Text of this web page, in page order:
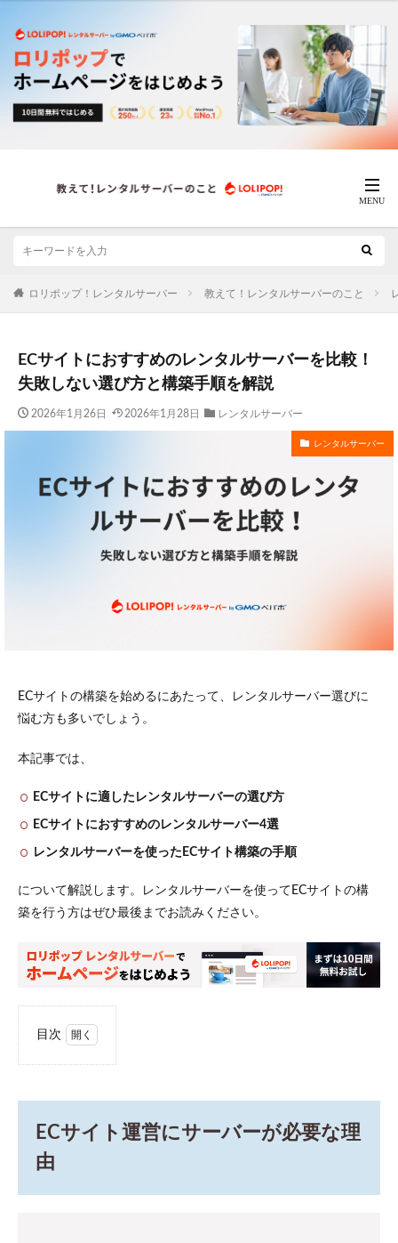
ロリポップ！レンタルサーバー 教えて！レンタルサーバーのこと
ECサイトにおすすめのレンタルサーバーを比較！
失敗しない選び方と構築手順を解説
2026年1月26日 2026年1月28日 レンタルサーバー
レンタルサーバー
ECサイトの構築を始めるにあたって、レンタルサーバー選びに
悩む方も多いでしょう。
本記事では、
ECサイトに適したレンタルサーバーの選び方
ECサイトにおすすめのレンタルサーバー4選
レンタルサーバーを使ったECサイト構築の手順
について解説します。レンタルサーバーを使ってECサイトの構
築を行う方はぜひ最後までお読みください。
目次
営に
サー
バー
が必
ECサイト運営にサーバーが必要な理
由